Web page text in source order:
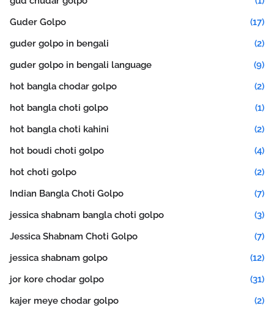
Guder Golpo
(17)
guder golpo in bengali
(2)
guder golpo in bengali language
(9)
hot bangla chodar golpo
(2)
hot bangla choti golpo
(1)
hot bangla choti kahini
(2)
hot boudi choti golpo
(4)
hot choti golpo
(2)
Indian Bangla Choti Golpo
(7)
jessica shabnam bangla choti golpo
(3)
Jessica Shabnam Choti Golpo
(7)
jessica shabnam golpo
(12)
jor kore chodar golpo
(31)
kajer meye chodar golpo
(2)